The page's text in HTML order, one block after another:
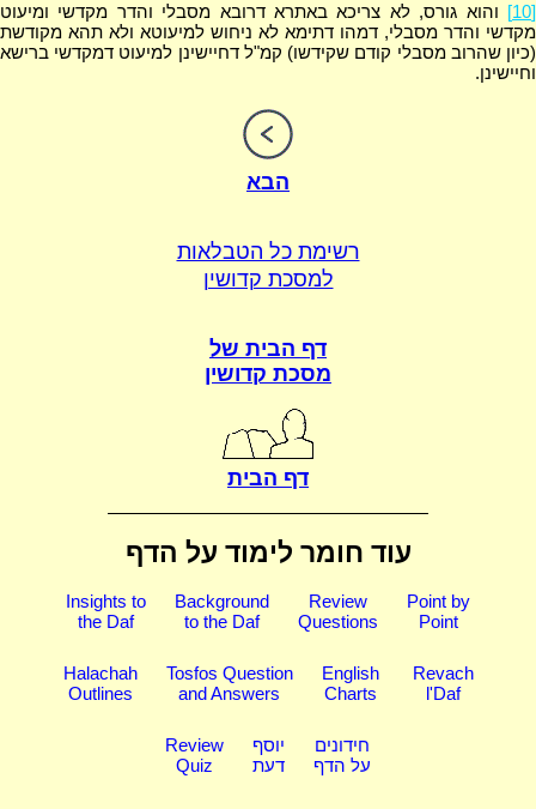
[10]
והוא גורס, לא צריכא באתרא דרובא מסבלי והדר מקדשי ומיעוט
מקדשי והדר מסבלי, דמהו דתימא לא ניחוש למיעוטא ולא תהא מקודשת
(כיון שהרוב מסבלי קודם שקידשו) קמ"ל דחיישינן למיעוט דמקדשי ברישא
וחיישינן.
הבא
רשימת כל הטבלאות
למסכת קדושין
דף הבית של
מסכת קדושין
דף הבית
עוד חומר לימוד על הדף
Insights to
the Daf
Background
to the Daf
Review
Questions
Point by
Point
Halachah
Outlines
Tosfos Question
and Answers
English
Charts
Revach
l'Daf
Review
Quiz
יוסף
דעת
חידונים
על הדף